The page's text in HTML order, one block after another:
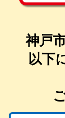
神戸
以下